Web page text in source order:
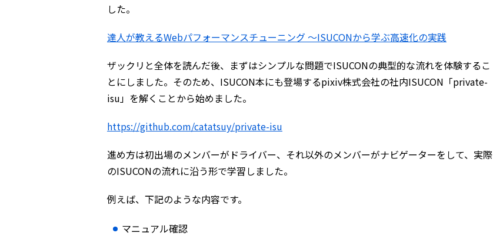
した。
達人が教えるWebパフォーマンスチューニング 〜ISUCONから学ぶ高速化の実践
ザックリと全体を読んだ後、まずはシンプルな問題でISUCONの典型的な流れを体験するこ
とにしました。そのため、ISUCON本にも登場するpixiv株式会社の社内ISUCON「private-
isu」を解くことから始めました。
https://github.com/catatsuy/private-isu
進め方は初出場のメンバーがドライバー、それ以外のメンバーがナビゲーターをして、実際
のISUCONの流れに沿う形で学習しました。
例えば、下記のような内容です。
マニュアル確認